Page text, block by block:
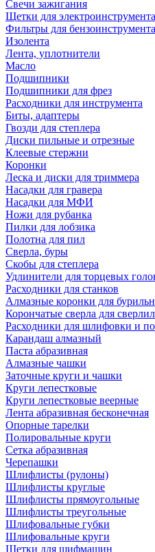
Свечи зажигания
Щетки для электроинструмента
Фильтры для бензоинструмента
Изолента
Лента, уплотнители
Масло
Подшипники
Подшипники для фрез
Расходники для инструмента
Биты, адаптеры
Гвозди для степлера
Диски пильные и отрезные
Клеевые стержни
Коронки
Леска и диски для триммера
Насадки для гравера
Насадки для МФИ
Ножи для рубанка
Пилки для лобзика
Полотна для пил
Сверла, буры
Скобы для степлера
Удлинители для торцевых
Расходники для станков
Алмазные коронки для
Корончатые сверла для
Расходники для шлифовки и
Карандаш алмазный
Паста абразивная
Алмазные чашки
Заточные круги и чашки
Круги лепестковые
Круги лепестковые веерные
Лента абразивная бесконечная
Опорные тарелки
Полировальные круги
Сетка абразивная
Черепашки
Шлифлисты (рулоны)
Шлифлисты круглые
Шлифлисты прямоугольные
Шлифлисты треугольные
Шлифовальные губки
Шлифовальные круги
Щетки для шифмашин